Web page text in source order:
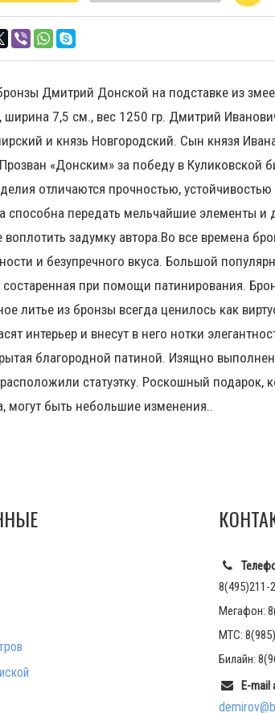
Дмитрий Донской на подставке из
ширина 7,5 см., вес 1250 гр. Дмитрий
и князь Новгородский. Сын князя
«Донским» за победу в Куликовской
отличаются прочностью,
способна передать мельчайшие элементы и
воплотить задумку автора.Во все времена
и безупречного вкуса. Большой
состаренная при помощи патинирования.
литье из бронзы всегда ценилось как
интерьер и внесут в него нотки
благородной патиной. Изящно
статуэтку. Роскошный подарок,
могут быть небольшие изменения..
8(495)211-
Мегафон:
МТС:
Билайн:
E-mail